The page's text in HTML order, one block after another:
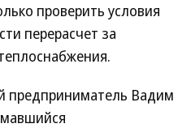
проверить условия
перерасчет за
предприниматель Вадим